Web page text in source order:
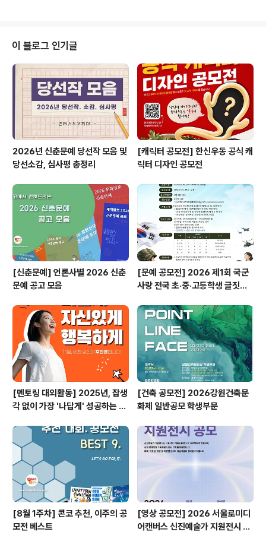
01. 21.(일) 24:00 - 모집선정 : 2024년 1월 중순 (홈페
이지 및 개별통보) ◎ 인터뷰 촬영 안내 - 촬영장소 : 암 완
치자 해당 지역 ※변경가능 - 인터뷰 내용 : 투병 및 완치하
는 과정에서 겪은 경험 및 이야기 공유 • 자신을 돌아보는
이 블로그 인기글
2026년 신춘문예 당선작 모음 및
당선소감, 심사평 총정리
[캐릭터 공모전] 한신우동 공식 캐
릭터 디자인 공모전
[신춘문예] 언론사별 2026 신춘
문예 공고 모음
[문예 공모전] 2026 제1회 국군
사랑 전국 초·중·고등학생 글짓기
[멘토링 대외활동] 2025년, 잡생
각 없이 가장 '나답게' 성공하는 법
[건축 공모전] 2026강원건축문
화제 일반공모 학생부문
[8월 1주차] 콘코 추천, 이주의 공
모전 베스트
[영상 공모전] 2026 서울로미디
어캔버스 신진예술가 지원전시 공